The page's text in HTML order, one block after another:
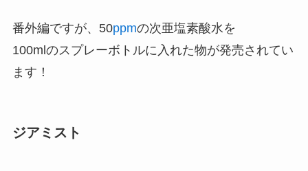
番外編ですが、50ppmの次亜塩素酸水を
100mlのスプレーボトルに入れた物が発売されてい
ます！
ジアミスト